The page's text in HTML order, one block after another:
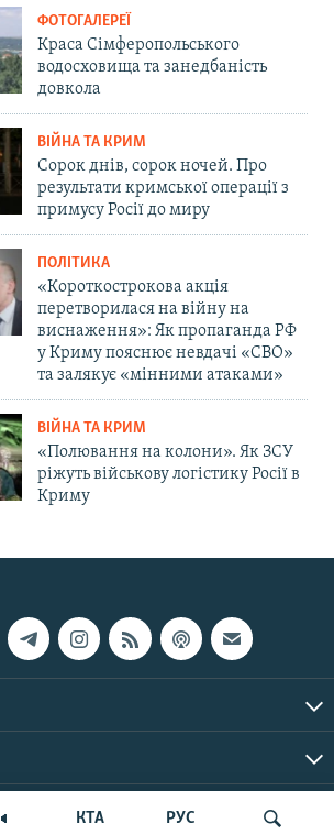
КТА РУС
ФОТОГАЛЕРЕЇ
Краса Сімферопольського
водосховища та занедбаність
довкола
ВІЙНА ТА КРИМ
Сорок днів, сорок ночей. Про
результати кримської операції з
примусу Росії до миру
ПОЛІТИКА
«Короткострокова акція
перетворилася на війну на
виснаження»: Як пропаганда РФ
у Криму пояснює невдачі «СВО»
та залякує «мінними атаками»
ВІЙНА ТА КРИМ
«Полювання на колони». Як ЗСУ
ріжуть військову логістику Росії в
Криму
© Крим.Реалії, 2026 | Усі права застережено.